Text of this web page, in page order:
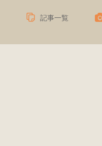
記事一覧